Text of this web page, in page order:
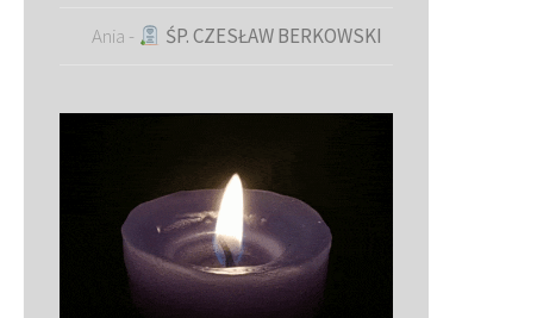
Ania - ŚP. CZESŁAW BERKOWSKI